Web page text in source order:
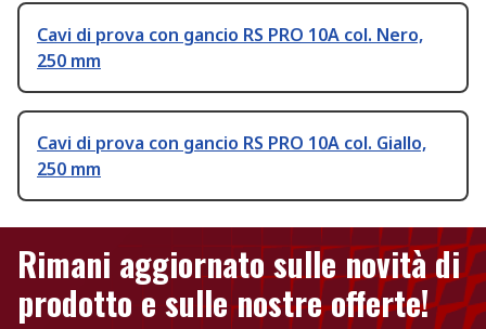
Cavi di prova con gancio RS PRO 10A col. Nero,
250 mm
Cavi di prova con gancio RS PRO 10A col. Giallo,
250 mm
Rimani aggiornato sulle novità di
prodotto e sulle nostre offerte!